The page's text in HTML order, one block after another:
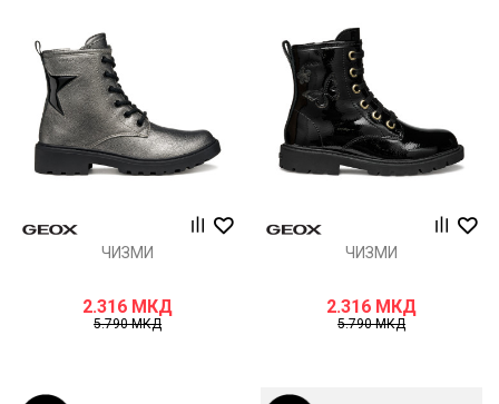
ЧИЗМИ
2.316 МКД
5.790МКД
ЧИЗМИ
2.316 МКД
5.790МКД